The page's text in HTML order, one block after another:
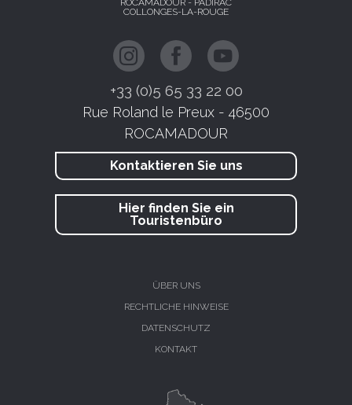
ROCAMADOUR - PADIRAC
COLLONGES-LA-ROUGE
+33 (0)5 65 33 22 00
Rue Roland le Preux - 46500
ROCAMADOUR
Kontaktieren Sie uns
Hier finden Sie ein
Touristenbüro
ÜBER UNS
RECHTLICHE HINWEISE
DATENSCHUTZ
KONTAKT